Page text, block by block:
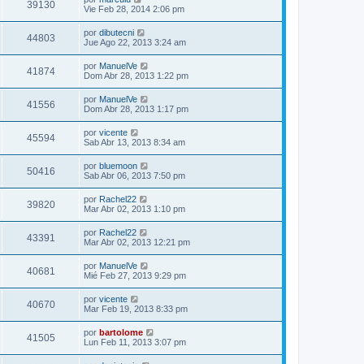
39130
Vie Feb 28, 2014 2:06 pm
44803 por dibutecni
Jue Ago 22, 2013 3:24 am
41874 por ManuelVe
Dom Abr 28, 2013 1:22 pm
41556 por ManuelVe
Dom Abr 28, 2013 1:17 pm
45594 por vicente
Sab Abr 13, 2013 8:34 am
50416 por bluemoon
Sab Abr 06, 2013 7:50 pm
39820 por Rachel22
Mar Abr 02, 2013 1:10 pm
43391 por Rachel22
Mar Abr 02, 2013 12:21 pm
40681 por ManuelVe
Mié Feb 27, 2013 9:29 pm
40670 por vicente
Mar Feb 19, 2013 8:33 pm
41505 por bartolome
Lun Feb 11, 2013 3:07 pm